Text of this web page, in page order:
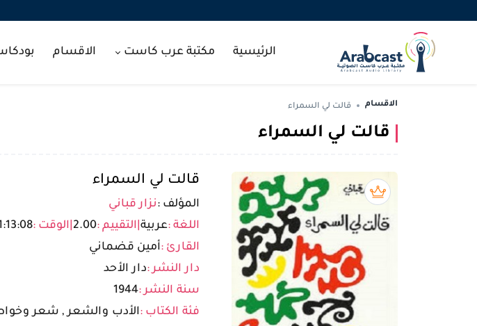
الرئيسية مكتبة عرب كاست الاقسام
الاقسام قالت لي السمراء
قالت لي السمراء
بريميوم book
قالت لي السمراء
المؤلف :نزار قباني
اللغة :عربية التقييم :2.00 الوقت :
القارئ :أمين قضماني
دار النشر :دار الأحد
سنة النشر :1944
فئة الكتاب :الأدب والشعر , شعر